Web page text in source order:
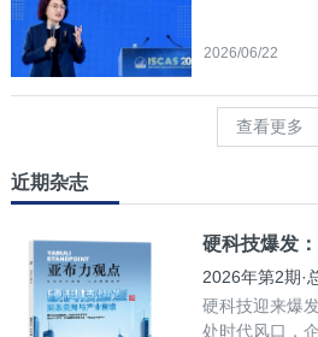
2026/06/22
查看更多
近期杂志
硬科技爆发
2026年第2期·
硬科技迎来爆
处时代风口，